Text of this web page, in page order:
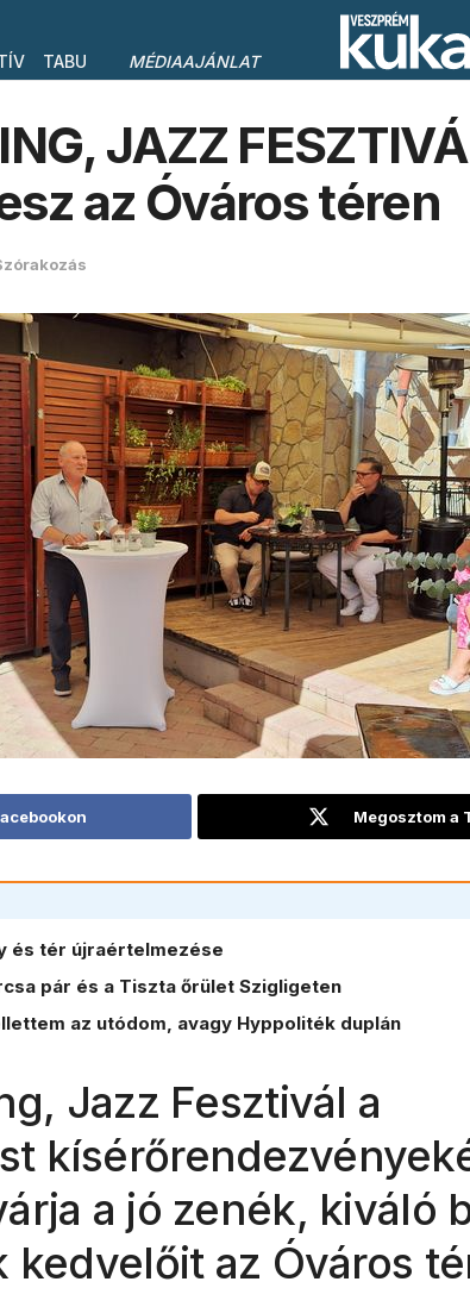
TABU MÉDIAAJÁNLAT
JAZZ
az Óváros téren
Megosztom a
és tér újraértelmezése
pár és a Tiszta őrület Szigligeten
az utódom, avagy Hyppoliték duplán
Jazz Fesztivál a
a jó zenék, kiváló
kedvelőit az Óváros